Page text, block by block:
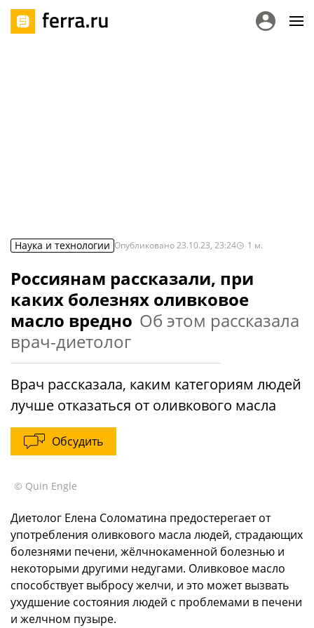
Наука и технологии Опубликовано23.10.23, 23:24 1 м.
Россиянам рассказали, при
каких болезнях оливковое
масло вредно Об этом рассказала
врач-диетолог
Врач рассказала, каким категориям людей
лучше отказаться от оливкового масла
Обсудить
© Quin Engle
Диетолог Елена Соломатина предостерегает от
употребления оливкового масла людей, страдающих
болезнями печени, жёлчнокаменной болезнью и
некоторыми другими недугами. Оливковое масло
способствует выбросу желчи, и это может вызвать
ухудшение состояния людей с проблемами в печени
и желчном пузыре.